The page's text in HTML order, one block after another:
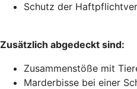
Schutz der
Zusätzlich abgedeckt sind:
Zusammenstöße mit
Marderbisse bei einer